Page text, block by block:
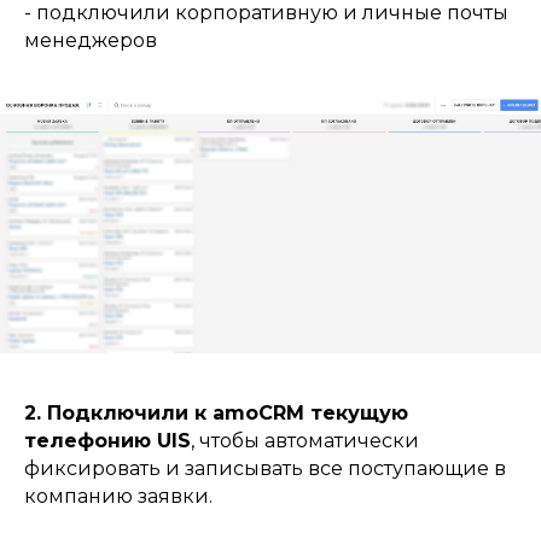
- подключили корпоративную и личные почты
менеджеров
2. Подключили к amoCRM текущую
телефонию UIS, чтобы автоматически
фиксировать и записывать все поступающие в
компанию заявки.